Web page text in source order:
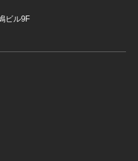
ビル9F